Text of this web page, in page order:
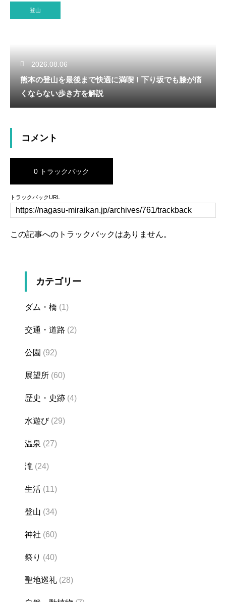
登山
2026.08.06
熊本の登山を最後まで快適に満喫！下り坂でも膝が痛
くならない歩き方を解説
コメント
0 トラックバック
トラックバックURL
この記事へのトラックバックはありません。
カテゴリー
ダム・橋 (1)
交通・道路 (2)
公園 (92)
展望所 (60)
歴史・史跡 (4)
水遊び(29)
温泉 (27)
滝 (24)
生活 (11)
登山 (34)
神社 (60)
祭り (40)
聖地巡礼 (28)